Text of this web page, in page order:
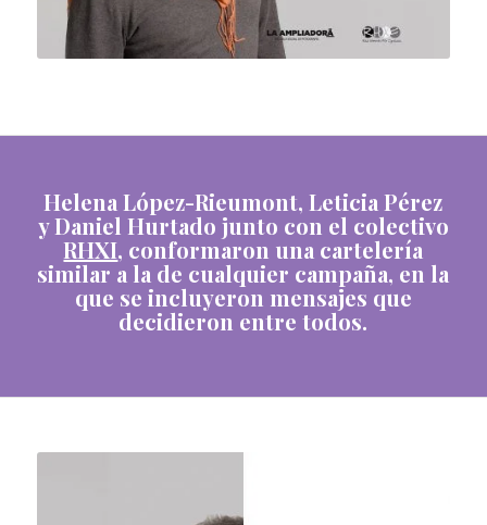
Helena López-Rieumont, Leticia Pérez
y Daniel Hurtado junto con el colectivo
RHXI, conformaron una cartelería
similar a la de cualquier campaña, en la
que se incluyeron mensajes que
decidieron entre todos.